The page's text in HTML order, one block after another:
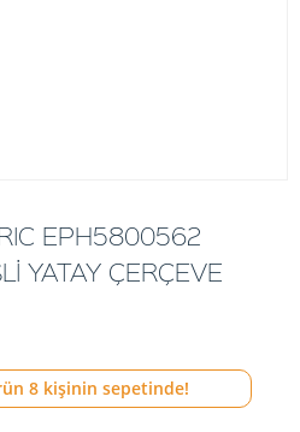
EPH5800562
YATAY ÇERÇEVE
8 kişinin sepetinde!